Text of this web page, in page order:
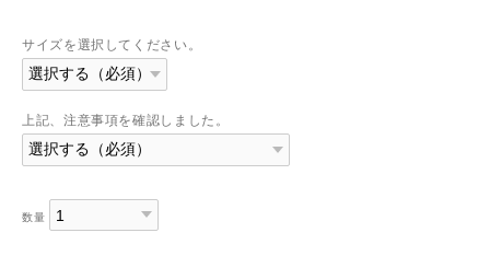
サイズを選択してください。
上記、注意事項を確認しました。
数量